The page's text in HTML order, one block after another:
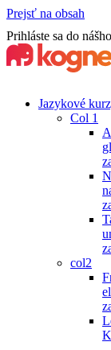
Prejsť na obsah
Prihláste sa do
Jazykové
Col 1
col2